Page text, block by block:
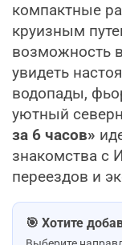
компактные
круизным
возможность
увидеть
водопады,
уютный
за 6 часов»
знакомства с
переездов и
🎯 Хотите